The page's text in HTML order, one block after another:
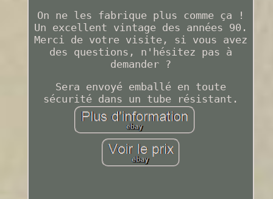
On ne les fabrique plus comme ça !
Un excellent vintage des années 90.
Merci de votre visite, si vous avez
des questions, n'hésitez pas à
demander ?
Sera envoyé emballé en toute
sécurité dans un tube résistant.